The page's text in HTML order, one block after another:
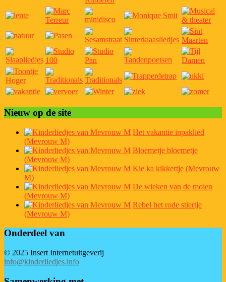
Nieuw op de site
Het vakantie inpaklied
(Mevrouw M)
Bloemetje bloemetje
(Mevrouw M)
Kie ka kikkertje (Mevrouw
M)
De wieken van de molen
(Mevrouw M)
Rebel het rode stiertje
(Mevrouw M)
Onderdeel van
© 2025 Insert Internetuitgeverij
info@kinderliedjes.info